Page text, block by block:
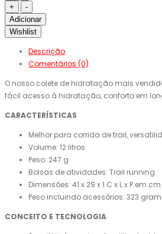
Adicionar
Wishlist
Descrição
Comentários (0)
O nosso colete de hidratação mais
fácil acesso à hidratação, conforto em
CARACTERÍSTICAS
Melhor para corrida de trail,
Volume: 12 litros
Peso: 247 g
Bolsas de atividades: Trail running
Dimensões: 41 x 29 x 1 C x L x P em cm
Peso incluindo acessórios: 323
CONCEITO E TECNOLOGIA